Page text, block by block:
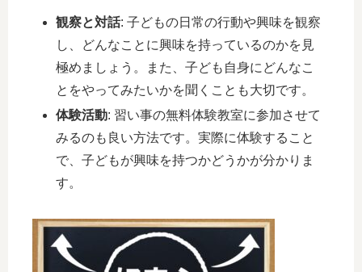
観察と対話: 子どもの日常の行動や興味を観察
し、どんなことに興味を持っているのかを見
極めましょう。また、子ども自身にどんなこ
とをやってみたいかを聞くことも大切です。
体験活動: 習い事の無料体験教室に参加させて
みるのも良い方法です。実際に体験すること
で、子どもが興味を持つかどうかが分かりま
す。